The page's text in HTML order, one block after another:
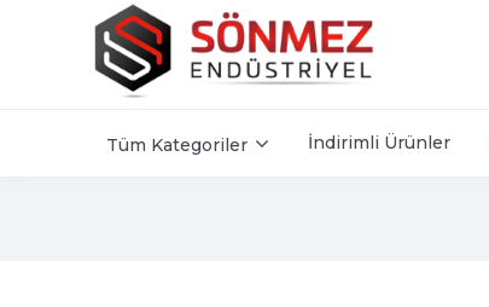
Tüm Kategoriler İndirimli Ürünler